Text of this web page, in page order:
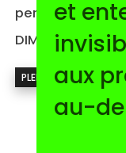
et
aux
au-
performance ·
DIM 21.06 — 21:00
PLEIN AIR